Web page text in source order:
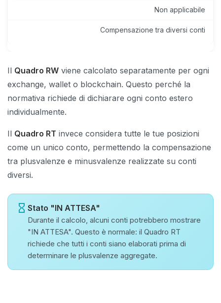
Non applicabile
Compensazione tra diversi conti
Il Quadro RW viene calcolato separatamente per ogni
exchange, wallet o blockchain. Questo perché la
normativa richiede di dichiarare ogni conto estero
individualmente.
Il Quadro RT invece considera tutte le tue posizioni
come un unico conto, permettendo la compensazione
tra plusvalenze e minusvalenze realizzate su conti
diversi.
hourglass_empty Stato "IN ATTESA"
Durante il calcolo, alcuni conti potrebbero mostrare
"IN ATTESA". Questo è normale: il Quadro RT
richiede che tutti i conti siano elaborati prima di
determinare le plusvalenze aggregate.